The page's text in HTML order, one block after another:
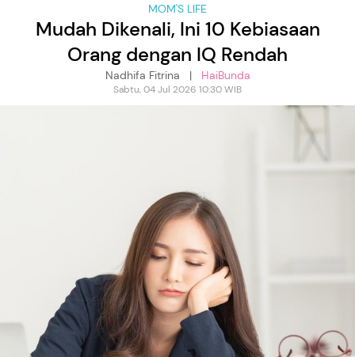
MOM'S LIFE
Mudah Dikenali, Ini 10 Kebiasaan
Orang dengan IQ Rendah
Nadhifa Fitrina | HaiBunda
Sabtu, 04 Jul 2026 10:30 WIB